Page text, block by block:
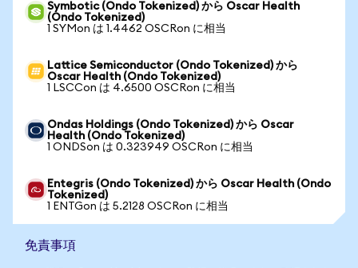
Symbotic (Ondo Tokenized) から Oscar Health
(Ondo Tokenized)
1 SYMon は 1.4462 OSCRon に相当
Lattice Semiconductor (Ondo Tokenized) から
Oscar Health (Ondo Tokenized)
1 LSCCon は 4.6500 OSCRon に相当
Ondas Holdings (Ondo Tokenized) から Oscar
Health (Ondo Tokenized)
1 ONDSon は 0.323949 OSCRon に相当
Entegris (Ondo Tokenized) から Oscar Health (Ondo
Tokenized)
1 ENTGon は 5.2128 OSCRon に相当
免責事項